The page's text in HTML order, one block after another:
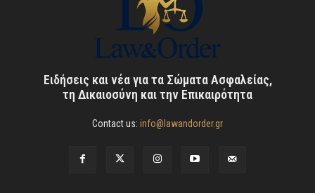
Ειδήσεις και νέα για τα Σώματα Ασφαλείας,
τη Δικαιοσύνη και την Επικαιρότητα
Contact us: info@lawandorder.gr